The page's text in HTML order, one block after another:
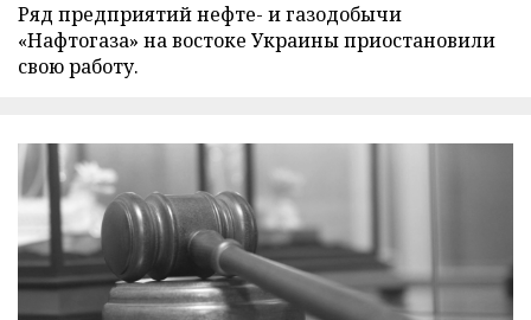
Ряд предприятий нефте- и газодобычи
«Нафтогаза» на востоке Украины приостановили
свою работу.